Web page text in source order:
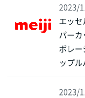
2023/
エッセ
パーカ
ボレー
ップ
2023/